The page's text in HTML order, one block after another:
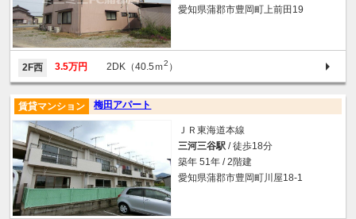
愛知県蒲郡市豊岡町上前田19
2F西 3.5万円 2DK（40.5ｍ2 ）
梅田アパート
賃貸マンション
ＪＲ東海道本線
三河三谷駅 / 徒歩18分
築年 51年 / 2階建
愛知県蒲郡市豊岡町川屋18-1